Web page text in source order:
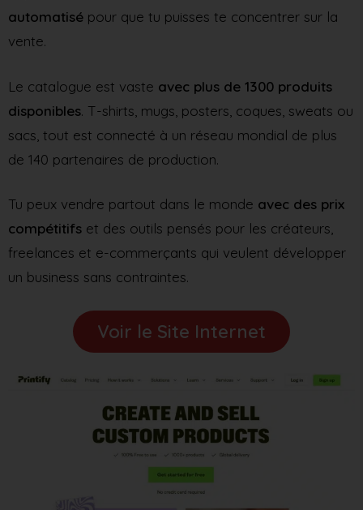
automatisé pour que tu puisses te concentrer sur la
vente.
Le catalogue est vaste avec plus de 1300 produits
disponibles. T-shirts, mugs, posters, coques, sweats ou
sacs, tout est connecté à un réseau mondial de plus
de 140 partenaires de production.
Tu peux vendre partout dans le monde avec des prix
compétitifs et des outils pensés pour les créateurs,
freelances et e-commerçants qui veulent développer
un business sans contraintes.
Voir le Site Internet